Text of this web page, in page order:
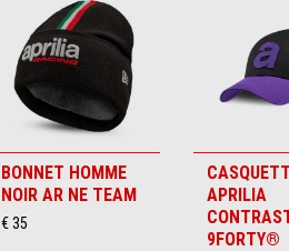
BONNET HOMME
NOIR AR NE TEAM
€ 35
APRILIA
9FORTY®